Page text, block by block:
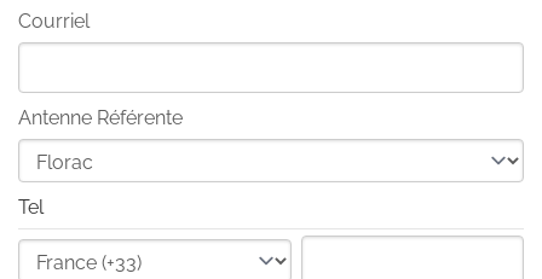
Courriel
Antenne Référente
Tel